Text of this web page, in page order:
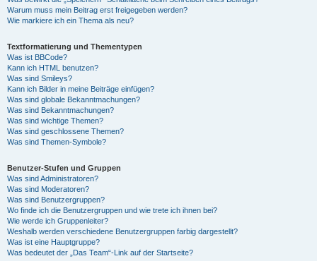
Warum muss mein Beitrag erst freigegeben werden?
Wie markiere ich ein Thema als neu?
Textformatierung und Thementypen
Was ist BBCode?
Kann ich HTML benutzen?
Was sind Smileys?
Kann ich Bilder in meine Beiträge einfügen?
Was sind globale Bekanntmachungen?
Was sind Bekanntmachungen?
Was sind wichtige Themen?
Was sind geschlossene Themen?
Was sind Themen-Symbole?
Benutzer-Stufen und Gruppen
Was sind Administratoren?
Was sind Moderatoren?
Was sind Benutzergruppen?
Wo finde ich die Benutzergruppen und wie trete ich ihnen bei?
Wie werde ich Gruppenleiter?
Weshalb werden verschiedene Benutzergruppen farbig dargestellt?
Was ist eine Hauptgruppe?
Was bedeutet der „Das Team“-Link auf der Startseite?